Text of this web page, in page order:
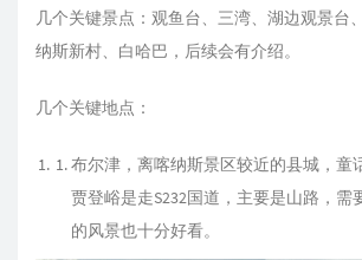
几个关键景点：观鱼台、三湾、湖边观景台
纳斯新村、白哈巴，后续会有介绍。
几个关键地点：
布尔津，离喀纳斯景区较近的县城，童
贾登峪是走S232国道，主要是山路，需
的风景也十分好看。